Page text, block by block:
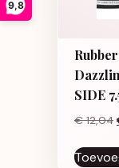
9,8
SIDE
€12,04